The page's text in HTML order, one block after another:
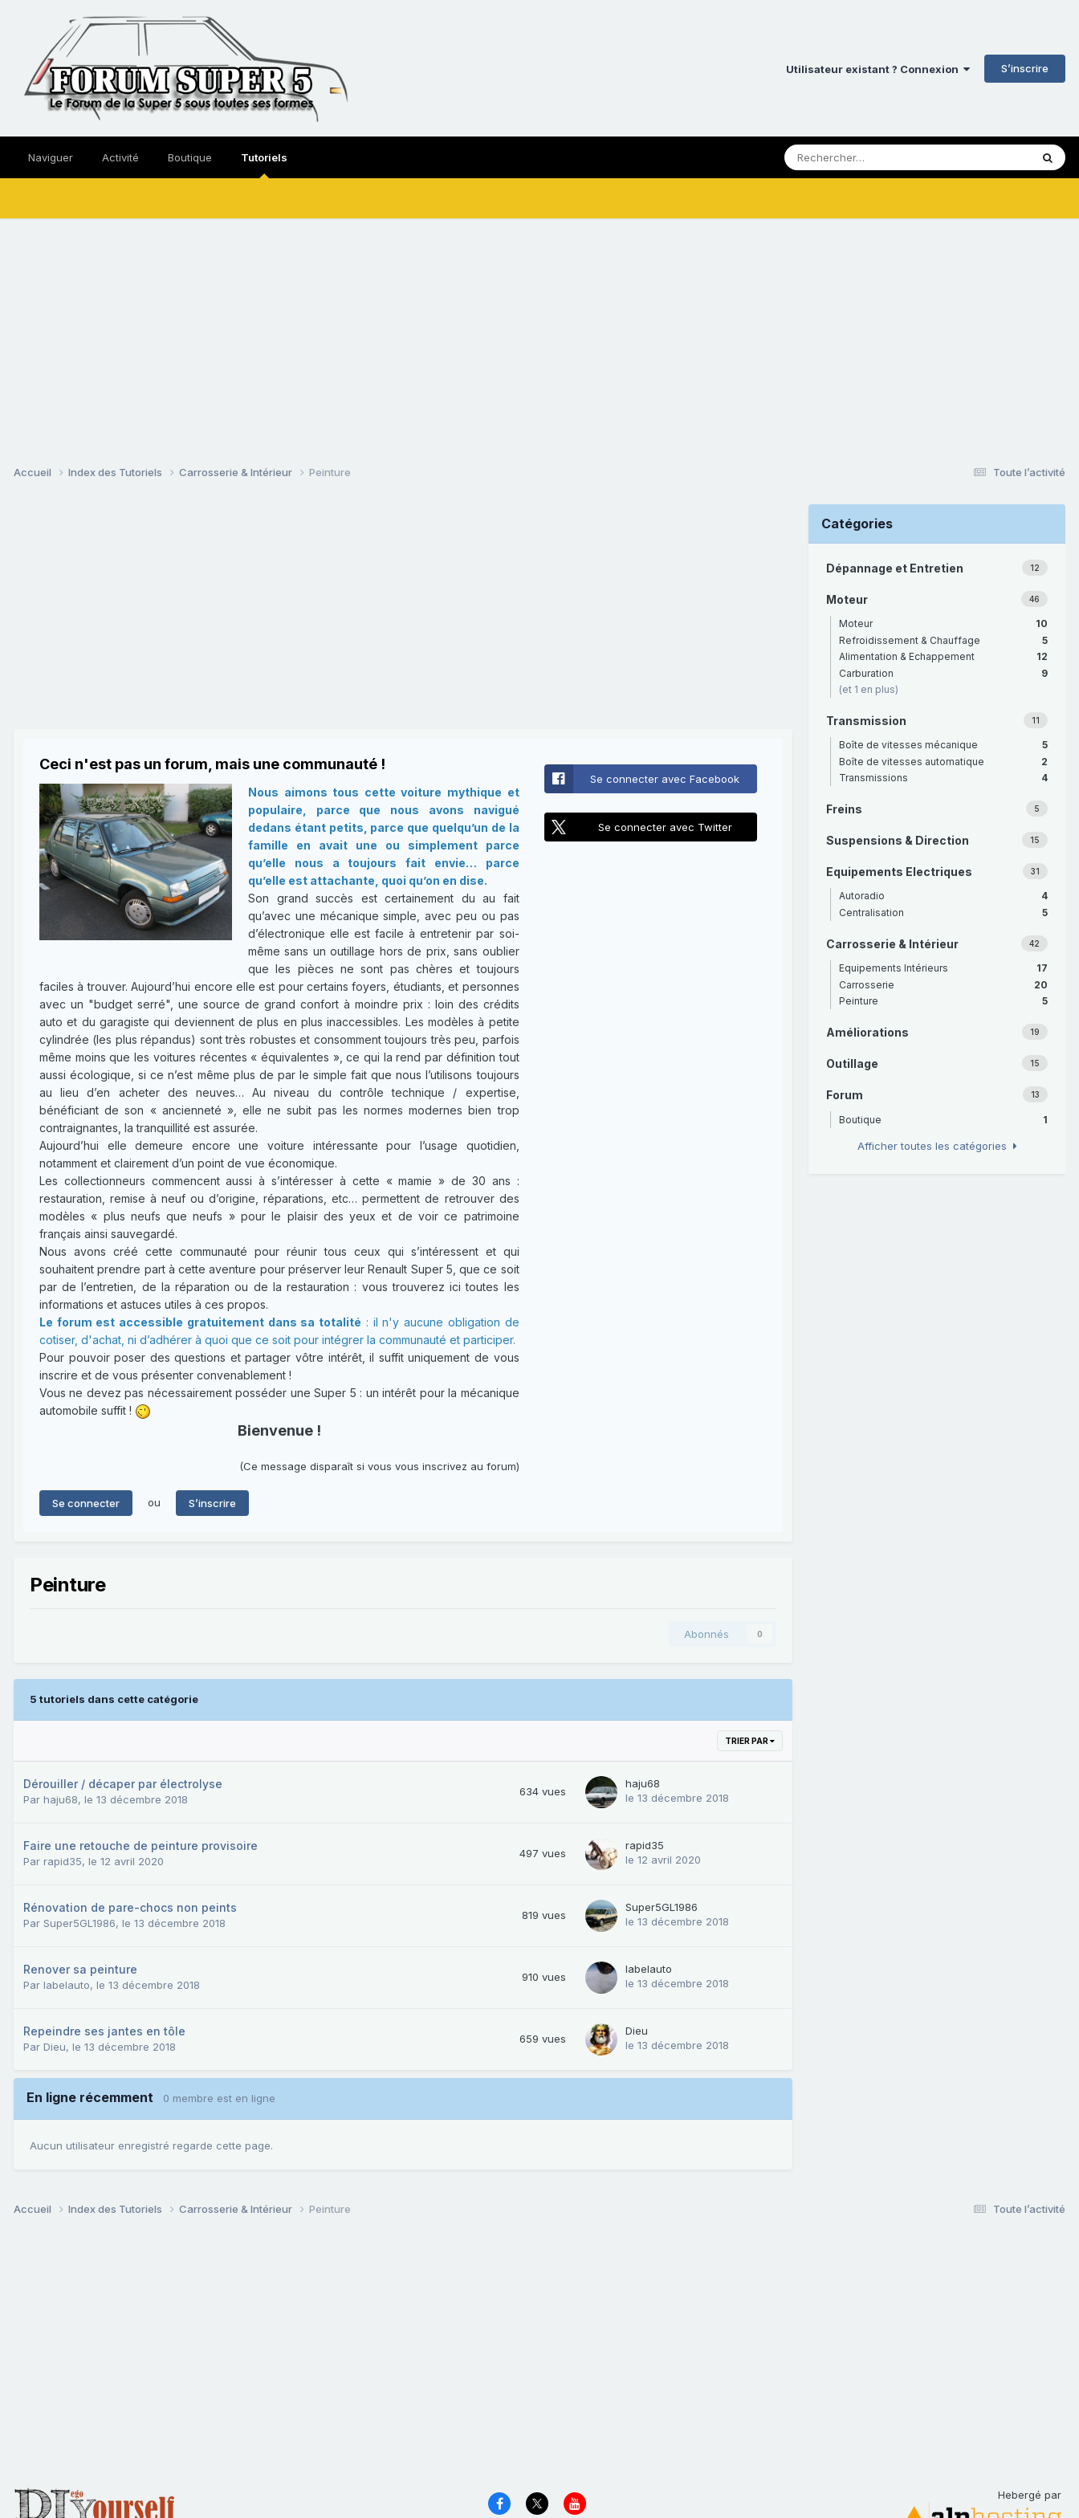
Utilisateur existant ? Connexion S’inscrire
Naviguer Activité Boutique Tutoriels
Toute l’activité
Accueil Index des Tutoriels Carrosserie & Intérieur Peinture
Ceci n'est pas un forum, mais une communauté !
Nous aimons tous cette voiture mythique et
populaire, parce que nous avons navigué
dedans étant petits, parce que quelqu’un de la
famille en avait une ou simplement parce
qu’elle nous a toujours fait envie… parce
qu’elle est attachante, quoi qu’on en dise.
Son grand succès est certainement du au fait
qu’avec une mécanique simple, avec peu ou pas
d’électronique elle est facile à entretenir par soi-
même sans un outillage hors de prix, sans oublier
que les pièces ne sont pas chères et toujours
faciles à trouver. Aujourd’hui encore elle est pour certains foyers, étudiants, et personnes
avec un "budget serré", une source de grand confort à moindre prix : loin des crédits
auto et du garagiste qui deviennent de plus en plus inaccessibles. Les modèles à petite
cylindrée (les plus répandus) sont très robustes et consomment toujours très peu, parfois
même moins que les voitures récentes « équivalentes », ce qui la rend par définition tout
aussi écologique, si ce n’est même plus de par le simple fait que nous l’utilisons toujours
au lieu d’en acheter des neuves… Au niveau du contrôle technique / expertise,
bénéficiant de son « ancienneté », elle ne subit pas les normes modernes bien trop
contraignantes, la tranquillité est assurée.
Aujourd’hui elle demeure encore une voiture intéressante pour l’usage quotidien,
notamment et clairement d’un point de vue économique.
Les collectionneurs commencent aussi à s’intéresser à cette « mamie » de 30 ans :
restauration, remise à neuf ou d’origine, réparations, etc… permettent de retrouver des
modèles « plus neufs que neufs » pour le plaisir des yeux et de voir ce patrimoine
français ainsi sauvegardé.
Nous avons créé cette communauté pour réunir tous ceux qui s’intéressent et qui
souhaitent prendre part à cette aventure pour préserver leur Renault Super 5, que ce soit
par de l’entretien, de la réparation ou de la restauration : vous trouverez ici toutes les
informations et astuces utiles à ces propos.
Le forum est accessible gratuitement dans sa totalité : il n'y aucune obligation de
cotiser, d'achat, ni d’adhérer à quoi que ce soit pour intégrer la communauté et participer.
Pour pouvoir poser des questions et partager vôtre intérêt, il suffit uniquement de vous
inscrire et de vous présenter convenablement !
Vous ne devez pas nécessairement posséder une Super 5 : un intérêt pour la mécanique
automobile suffit !
Bienvenue !
(Ce message disparaît si vous vous inscrivez au forum)
Se connecter ou S’inscrire
Se connecter avec Facebook
Se connecter avec Twitter
Peinture
Abonnés 0
5 tutoriels dans cette catégorie
TRIER PAR
Dérouiller / décaper par électrolyse
Par haju68, le 13 décembre 2018
634 vues
haju68
le 13 décembre 2018
Faire une retouche de peinture provisoire
Par rapid35, le 12 avril 2020
497 vues
rapid35
le 12 avril 2020
Rénovation de pare-chocs non peints
Par Super5GL1986, le 13 décembre 2018
819 vues
Super5GL1986
le 13 décembre 2018
Renover sa peinture
Par labelauto, le 13 décembre 2018
910 vues
labelauto
le 13 décembre 2018
Repeindre ses jantes en tôle
Par Dieu, le 13 décembre 2018
659 vues
Dieu
le 13 décembre 2018
En ligne récemment 0 membre est en ligne
Aucun utilisateur enregistré regarde cette page.
Catégories
12
Dépannage et Entretien
46
Moteur
10
Moteur
5
Refroidissement & Chauffage
12
Alimentation & Echappement
9
Carburation
(et 1 en plus)
11
Transmission
5
Boîte de vitesses mécanique
2
Boîte de vitesses automatique
4
Transmissions
5
Freins
15
Suspensions & Direction
31
Equipements Electriques
4
Autoradio
5
Centralisation
42
Carrosserie & Intérieur
17
Equipements Intérieurs
20
Carrosserie
5
Peinture
19
Améliorations
15
Outillage
13
Forum
1
Boutique
Afficher toutes les catégories
Toute l’activité
Accueil Index des Tutoriels Carrosserie & Intérieur Peinture
Hebergé par